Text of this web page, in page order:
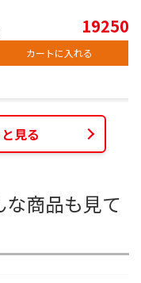
19250
カートに入れる
見る
商品も見て